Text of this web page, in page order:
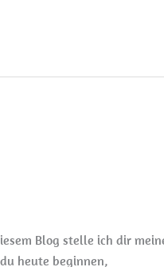
Blog stelle ich dir
heute beginnen,